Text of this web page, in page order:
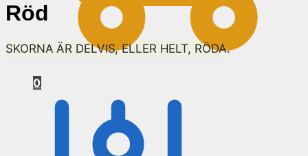
0
Röd
SKORNA ÄR DELVIS, ELLER HELT, RÖDA.